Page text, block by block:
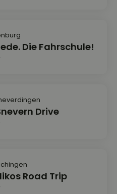
Die Fahrschule!
Drive
Road Trip